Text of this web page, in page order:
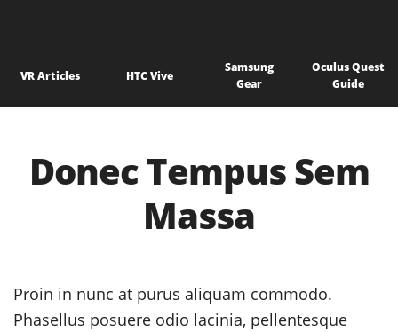
VR Articles HTC Vive
Samsung
Gear
Oculus Quest
Guide
Donec Tempus Sem
Massa
Proin in nunc at purus aliquam commodo.
Phasellus posuere odio lacinia, pellentesque